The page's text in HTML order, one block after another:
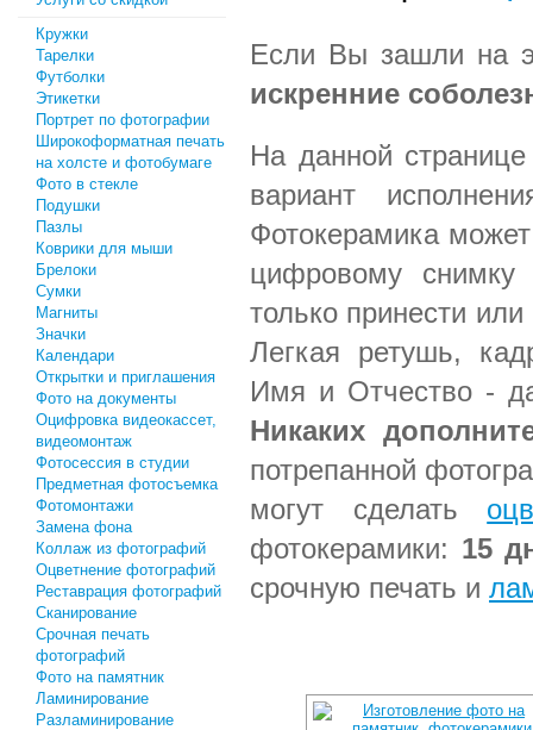
Кружки
Тарелки
Футболки
Этикетки
Портрет по фотографии
Широкоформатная печать
на холсте и фотобумаге
Фото в стекле
Подушки
Пазлы
Коврики для мыши
Брелоки
Сумки
Магниты
Значки
Календари
Открытки и приглашения
Фото на документы
Оцифровка видеокассет,
видеомонтаж
Фотосессия в студии
Предметная фотосъемка
Фотомонтажи
Замена фона
Коллаж из фотографий
Оцветнение фотографий
Реставрация фотографий
Сканирование
Срочная печать
фотографий
Фото на памятник
Ламинирование
Разламинирование
Если Вы зашли на
искренние
На данной
вариант
Фотокерамика
цифровому снимку
только принести
Легкая ретушь,
Имя и Отчество -
Никаких
потрепанной
могут сделать
фотокерамики: 15
срочную печать и